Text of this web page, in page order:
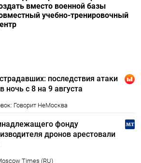
вместо военной базы
учебно-тренировочный